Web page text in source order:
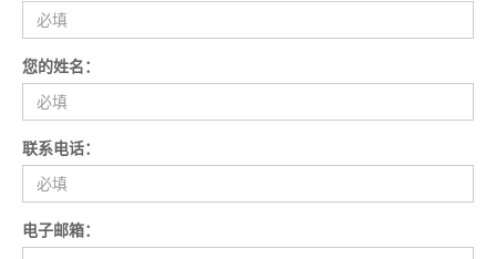
您的姓名：
联系电话：
电子邮箱：